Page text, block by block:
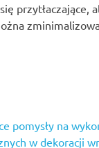
przytłaczające,
pomysły na
w dekoracji